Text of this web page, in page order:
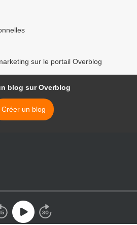
sur le portail Overblog
blog sur Overblog
Créer un blog